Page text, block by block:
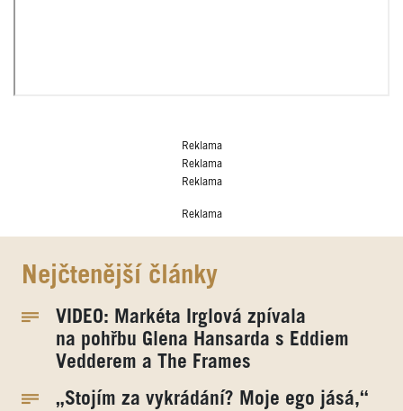
Reklama
Reklama
Reklama
Reklama
Nejčtenější články
VIDEO: Markéta Irglová zpívala
na pohřbu Glena Hansarda s Eddiem
Vedderem a The Frames
„Stojím za vykrádání? Moje ego jásá,“